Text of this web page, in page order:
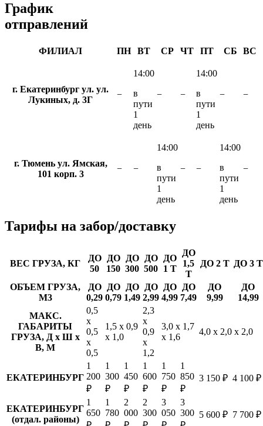
График
отправлений
ФИЛИАЛ ПН ВТ СР ЧТ ПТ СБ ВС
г. Екатеринбург ул. ул.
Лукиных, д. 3Г
−
14:00
в
пути
1
день
− −
14:00
в
пути
1
день
− −
г. Тюмень ул. Ямская,
101 корп. 3
− −
14:00
в
пути
1
день
− −
14:00
в
пути
1
день
−
Тарифы на забор/доставку
ВЕС ГРУЗА, КГ
ДО
50
ДО
150
ДО
300
ДО
500
ДО
1 Т
ДО
1,5
Т
ДО 2 Т ДО 3 Т
ОБЪЕМ ГРУЗА,
М3
ДО
0,29
ДО
0,79
ДО
1,49
ДО
2,99
ДО
4,99
ДО
7,49
ДО
9,99
ДО
14,99
МАКС.
ГАБАРИТЫ
ГРУЗА, Д х Ш х
В, М
0,5
х
0,5
х
0,5
1,5 х 0,9
х 1,0
2,3
х
0,9
х
1,2
3,0 х 1,7
х 1,6
4,0 х 2,0 х 2,0
ЕКАТЕРИНБУРГ
1
200
₽
1
300
₽
1
450
₽
1
600
₽
1
750
₽
1
850
₽
3 150 ₽ 4 100 ₽
ЕКАТЕРИНБУРГ
(отдал. районы)
1
650
1
780
2
000
2
300
3
050
3
300 5 600 ₽ 7 700 ₽